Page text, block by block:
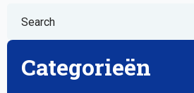
Categorieën